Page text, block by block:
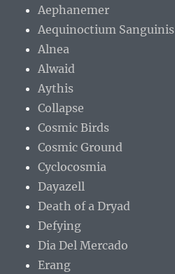
Aephanemer
Aequinoctium Sanguinis
Alnea
Alwaid
Aythis
Collapse
Cosmic Birds
Cosmic Ground
Cyclocosmia
Dayazell
Death of a Dryad
Defying
Dia Del Mercado
Erang